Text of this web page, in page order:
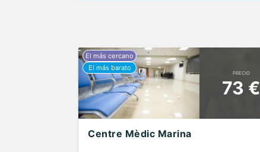
PRECIO
73 €
Centre Mèdic Marina